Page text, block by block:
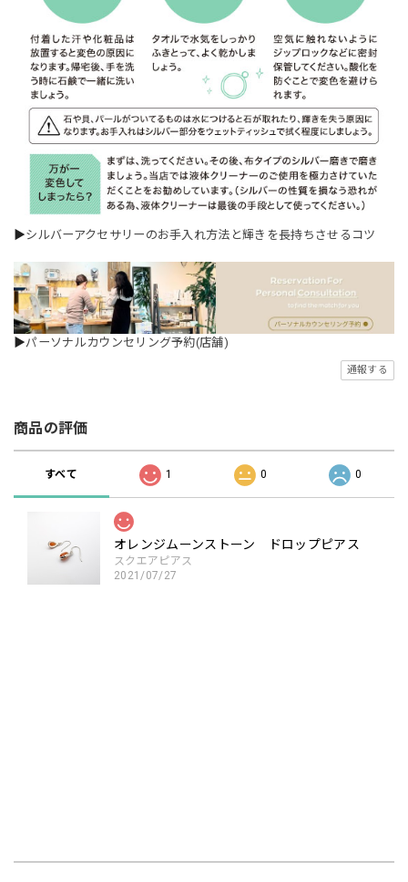
▶シルバーアクセサリーのお手入れ方法と輝きを長持ちさせるコツ
▶パーソナルカウンセリング予約(店舗)
通報する
商品の評価
すべて 1 0 0
オレンジムーンストーン ドロップピアス
スクエアピアス
2021/07/27